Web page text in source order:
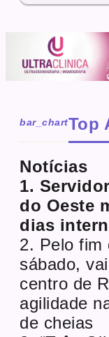
bar_chartTop
Notícias
1.
do Oeste
dias
2. Pelo fim
sábado,
centro de
agilidade
de cheias